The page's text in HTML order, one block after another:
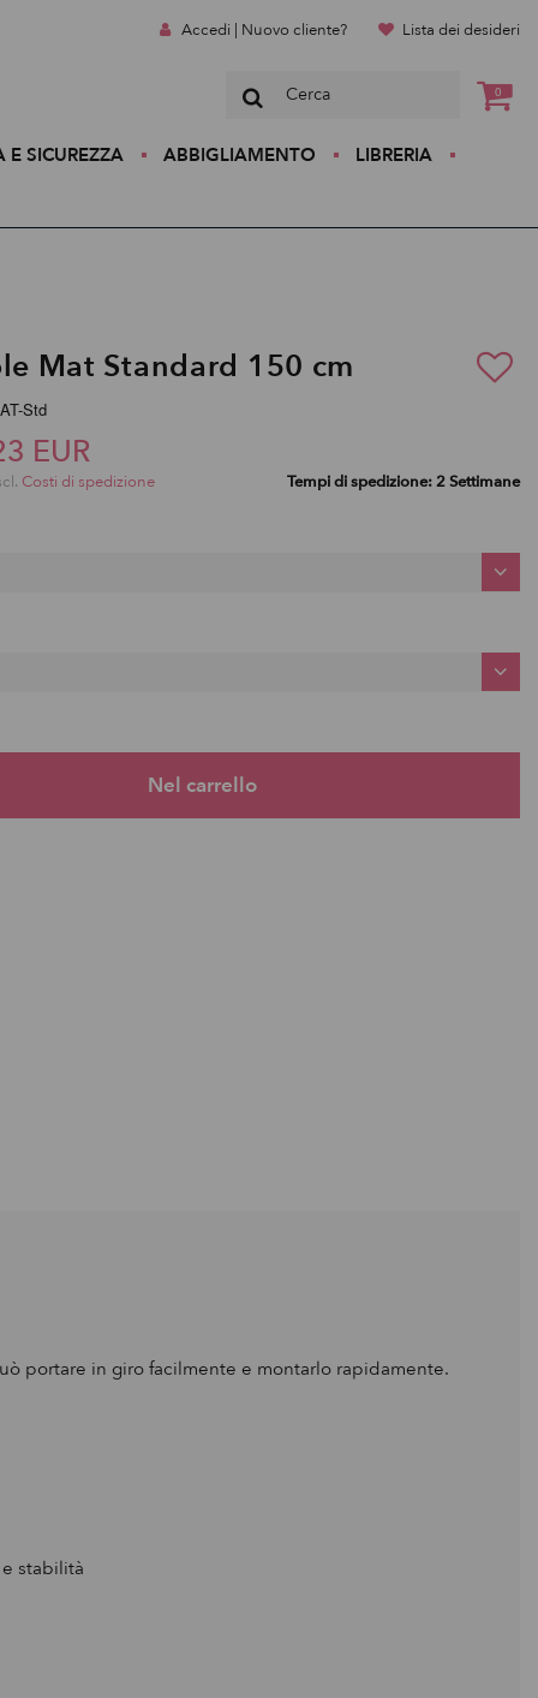
Accedi | Nuovo cliente? Lista dei desideri
0
E SICUREZZA ABBIGLIAMENTO LIBRERIA
Mat Standard 150 cm
Std
EUR
Costi di spedizione Tempi di spedizione: 2 Settimane
portare in giro facilmente e montarlo rapidamente.
stabilità